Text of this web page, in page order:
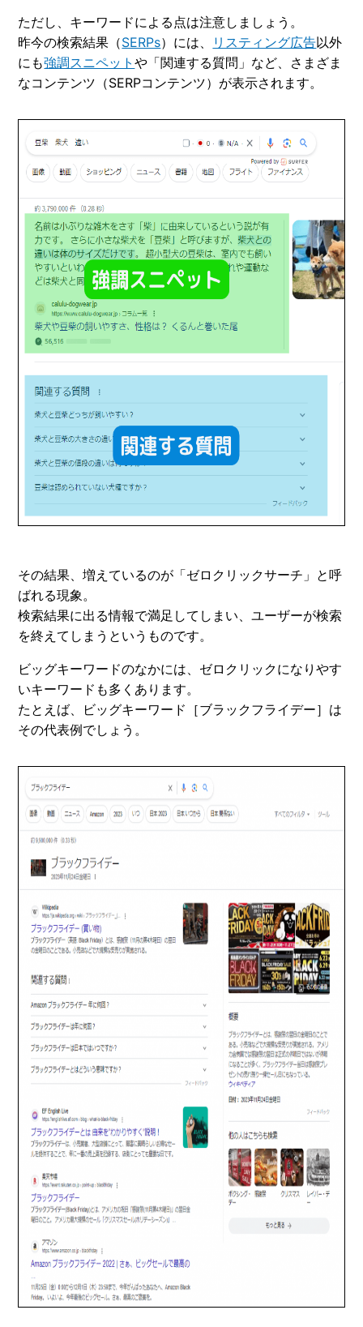
ただし、キーワードによる点は注意しましょう。
昨今の検索結果（SERPs）には、 リスティング広告以外
にも強調スニペットや「関連する質問」など、さまざま
なコンテンツ（SERPコンテンツ）が表示されます。
その結果、増えているのが「ゼロクリックサーチ」と呼
ばれる現象。
検索結果に出る情報で満足してしまい、ユーザーが検索
を終えてしまうというものです。
ビッグキーワードのなかには、ゼロクリックになりやす
いキーワードも多くあります。
たとえば、ビッグキーワード［ブラックフライデー］は
その代表例でしょう。